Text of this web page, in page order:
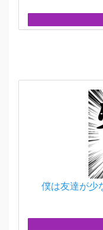
僕は友達が少